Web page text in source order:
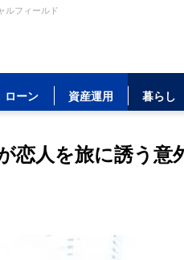
ルフィールド
ローン 資産運用 暮らし
恋人を旅に誘う意